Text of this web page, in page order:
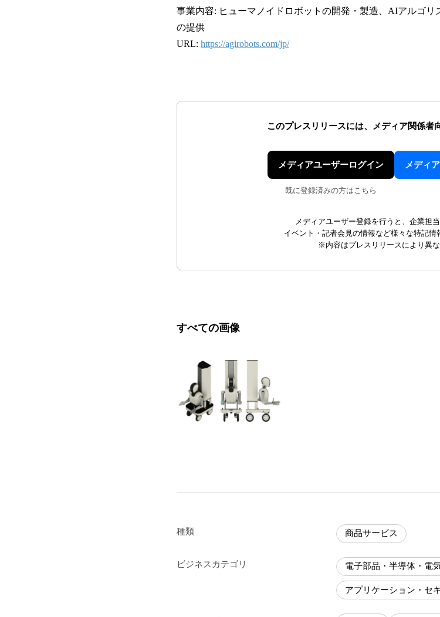
事業内容: ヒューマノイドロボットの開発・製造、AIアルゴ
の提供
URL: https://agirobots.com/jp/
このプレスリリースには、 メディア関係者
メディアユーザーログイン
既に登録済みの方はこちら
メディ
メディアユーザー登録を行うと、企業担当
イベント・記者会見の情報など様々な特記情
※内容はプレスリリースにより異な
すべての画像
種類 商品サービス
ビジネスカテゴリ 電子部品・半導体・電
アプリケーション・セ